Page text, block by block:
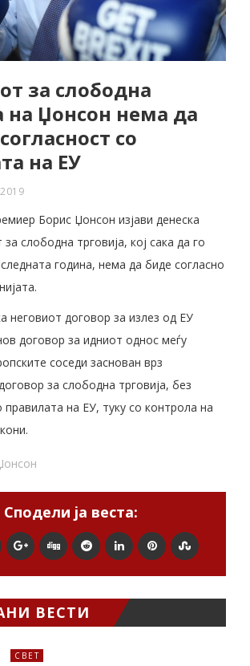
за слободна
на Џонсон нема да
со
на ЕУ
Борис Џонсон изјави денеска
слободна трговија, кој сака да го
година, нема да биде согласно
неговиот договор за излез од ЕУ
договор за идниот однос меѓу
соседи заснован врз
за слободна трговија, без
правилата на ЕУ, туку со контрола на
Сподели ја веста:
ВЕСТИ
СВЕТ